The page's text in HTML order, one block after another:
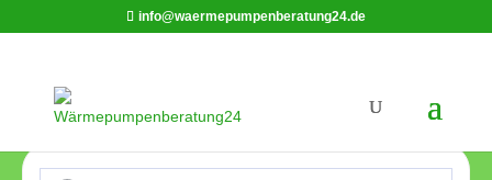
info@waermepumpenberatung24.de